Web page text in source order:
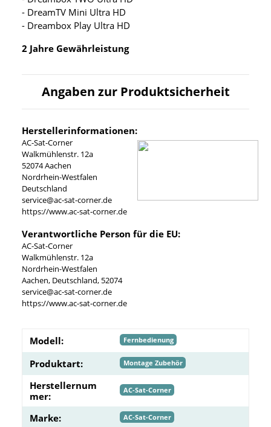
- DreamTV Mini Ultra HD
- Dreambox Play Ultra HD
2 Jahre Gewährleistung
Angaben zur Produktsicherheit
Herstellerinformationen:
AC-Sat-Corner
Walkmühlenstr. 12a
52074 Aachen
Nordrhein-Westfalen
Deutschland
service@ac-sat-corner.de
https://www.ac-sat-corner.de
Verantwortliche Person für die EU:
AC-Sat-Corner
Walkmühlenstr. 12a
Nordrhein-Westfalen
Aachen, Deutschland, 52074
service@ac-sat-corner.de
https://www.ac-sat-corner.de
Modell: Fernbedienung
Produktart: Montage Zubehör
Herstellernum
mer:
AC-Sat-Corner
Marke: AC-Sat-Corner